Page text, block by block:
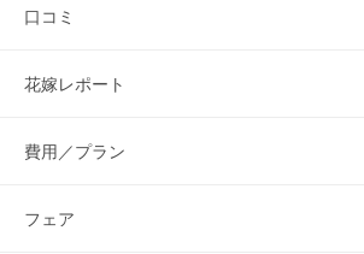
口コミ
花嫁レポート
費用／プラン
フェア